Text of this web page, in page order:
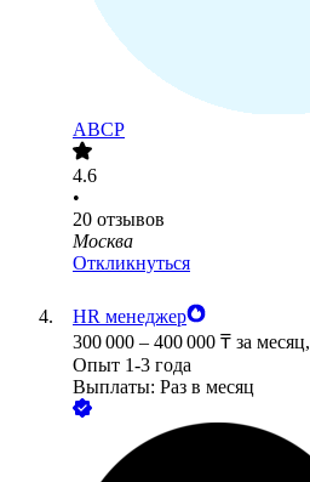
ABCP
4.6
•
20 отзывов
Москва
Откликнуться
HR менеджер
300 000 – 400 000 ₸ за месяц,
Опыт 1-3 года
Выплаты: Раз в месяц